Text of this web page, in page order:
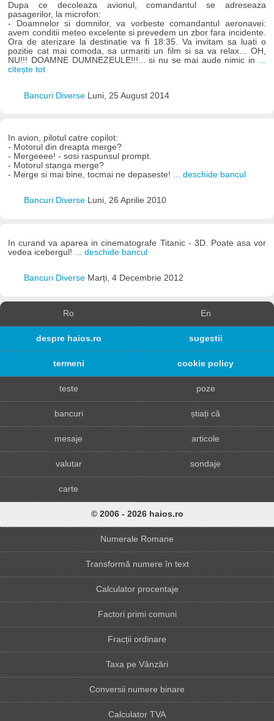
Dupa ce decoleaza avionul, comandantul se adreseaza
pasagerilor, la microfon:
- Doamnelor si domnilor, va vorbeste comandantul aeronavei:
avem conditii meteo excelente si prevedem un zbor fara incidente.
Ora de aterizare la destinatie va fi 18:35. Va invitam sa luati o
pozitie cat mai comoda, sa urmariti un film si sa va relax... OH,
NU!!! DOAMNE DUMNEZEULE!!!... si nu se mai aude nimic in ...
citește tot
Bancuri Diverse Luni, 25 August 2014
In avion, pilotul catre copilot:
- Motorul din dreapta merge?
- Mergeeee! - sosi raspunsul prompt.
- Motorul stanga merge?
- Merge si mai bine, tocmai ne depaseste! ... deschide bancul
Bancuri Diverse Luni, 26 Aprilie 2010
In curand va aparea in cinematografe Titanic - 3D. Poate asa vor
vedea icebergul!
... deschide bancul
Bancuri Diverse Marți, 4 Decembrie 2012
Ro En
despre haios.ro sugestii
termeni cookie policy
teste poze
bancuri știați că
mesaje articole
valutar sondaje
carte
© 2006 - 2026 haios.ro
Numerale Romane
Transformă numere în text
Calculator procentaje
Factori primi comuni
Fracții ordinare
Taxa pe Vânzări
Conversii numere binare
Calculator TVA